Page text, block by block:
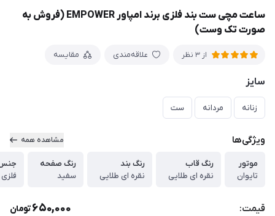
ساعت مچی ست بند فلزی برند امپاور EMPOWER (فروش به
صورت تک وست)
از 3 نظر علاقه‌مندی مقایسه
سایز
زنانه مردانه ست
ویژگی‌ها مشاهده همه
موتور
تایوان
رنگ قاب
نقره ای طلایی
رنگ بند
نقره ای طلایی
رنگ صفحه
سفید
قیمت: 650,000تومان